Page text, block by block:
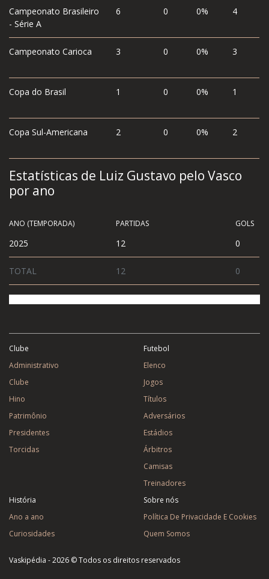
Campeonato Brasileiro
- Série A
Campeonato Carioca
Copa do Brasil
Copa Sul-Americana
6 0 0% 4
3 0 0% 3
1 0 0% 1
2 0 0% 2
Estatísticas de Luiz Gustavo pelo Vasco
por ano
ANO (TEMPORADA)
2025
TOTAL
PARTIDAS GOLS
12 0
12 0
Clube
Administrativo
Clube
Hino
Patrimônio
Presidentes
Torcidas
Futebol
Elenco
Jogos
Títulos
Adversários
Estádios
Árbitros
Camisas
Treinadores
História
Ano a ano
Curiosidades
Sobre nós
Política De Privacidade E Cookies
Quem Somos
Vaskipédia - 2026 © Todos os direitos reservados